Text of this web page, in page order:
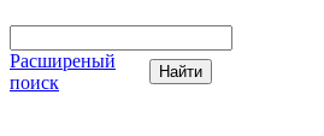
Расширеный
поиск